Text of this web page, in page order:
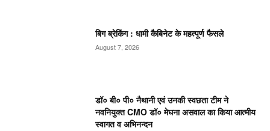
बिग ब्रेकिंग : धामी कैबिनेट के महत्पूर्ण फैसले
August 7, 2026
डॉ० बी० पी० नैथानी एवं उनकी स्वछता टीम ने
नवनियुक्त CMO डॉ० मेघना असवाल का किया आत्मीय
स्वागत व अभिनन्दन